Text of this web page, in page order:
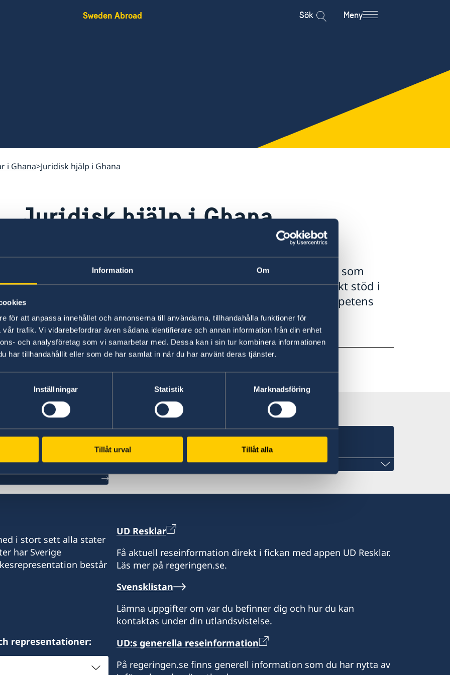
Information Om
för att anpassa innehållet och annonserna till användarna, tillhandahålla funktioner för
trafik. Vi vidarebefordrar även sådana identifierare och annan information från din enhet
och analysföretag som vi samarbetar med. Dessa kan i sin tur kombinera informationen
har tillhandahållit eller som de har samlat in när du har använt deras tjänster.
Inställningar Statistik Marknadsföring
Tillåt urval Tillåt alla
Sweden Abroad Sök Meny
i Ghana Juridisk hjälp i Ghana
Juridisk hjälp i Ghana
Denna lista har sammanställts med hjälp av svenska
honorärkonsulatet i Ghana och delas av ambassaden i Abuja som
information till svenska medborgare som kan behöva juridiskt stöd i
Ghana. Ambassaden tar inte ansvar för arbete, råd eller kompetens
som dessa advokater ger.
Klicka här för att se listan över juristfirmor i Ghana..
Senast uppdaterad 17 mars 2024, 08.48
Svenska konsulat
Accra, Ghana
accra@svenskakonsulatet.com
Konsulatet tar endast emot besök efter tidsbokning via epost:
accra@svenskakonsulatet.com
Notera att konsulatet inte hanterar viseringsfrågor.
+234 209 9047302
ambassaden.abuja@gov.se
i stort sett alla stater
har Sverige
består
representationer:
UD Resklar
Få aktuell reseinformation direkt i fickan med appen UD Resklar.
Läs mer på regeringen.se.
Svensklistan
Lämna uppgifter om var du befinner dig och hur du kan
kontaktas under din utlandsvistelse.
UD:s generella reseinformation
På regeringen.se finns generell information som du har nytta av